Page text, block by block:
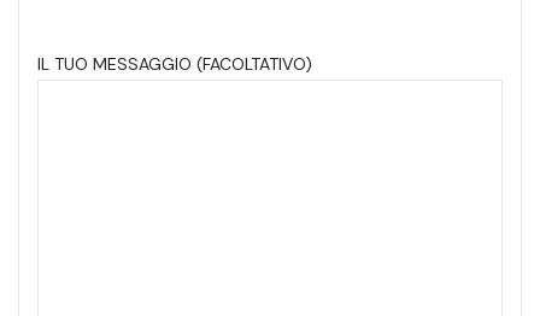
IL TUO MESSAGGIO (FACOLTATIVO)